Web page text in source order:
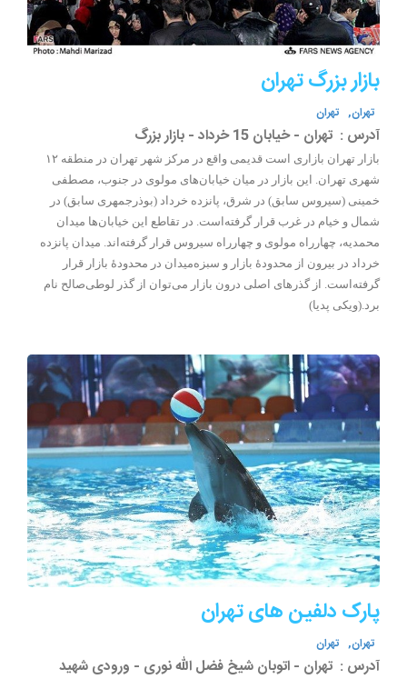
بازار بزرگ تهران
تهران, تهران
آدرس : تهران - خیابان 15 خرداد - بازار بزرگ
بازار تهران بازاری است قدیمی واقع در مرکز شهر تهران در منطقه ۱۲
شهری تهران. این بازار در میان خیابان‌های مولوی در جنوب، مصطفی
خمینی (سیروس سابق) در شرق، پانزده خرداد (بوذرجمهری سابق) در
شمال و خیام در غرب قرار گرفته‌است. در تقاطع این خیابان‌ها میدان
محمدیه، چهارراه مولوی و چهارراه سیروس قرار گرفته‌اند. میدان پانزده
خرداد در بیرون از محدودهٔ بازار و سبزه‌میدان در محدودهٔ بازار قرار
گرفته‌است. از گذرهای اصلی درون بازار می‌توان از گذر لوطی‌صالح نام
برد.(ویکی پدیا)
پارک دلفین های تهران
تهران, تهران
آدرس : تهران - اتوبان شیخ فضل الله نوری - ورودی شهید